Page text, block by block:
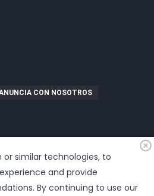
CON NOSOTROS
or similar technologies, to
and provide
By continuing to use our